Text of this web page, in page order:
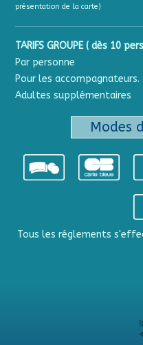
présentation de la carte)
TARIFS GROUPE ( dès 10
Par personne
Pour les accompagnateurs.
Adultes supplémentaires
Modes
Tous les réglements